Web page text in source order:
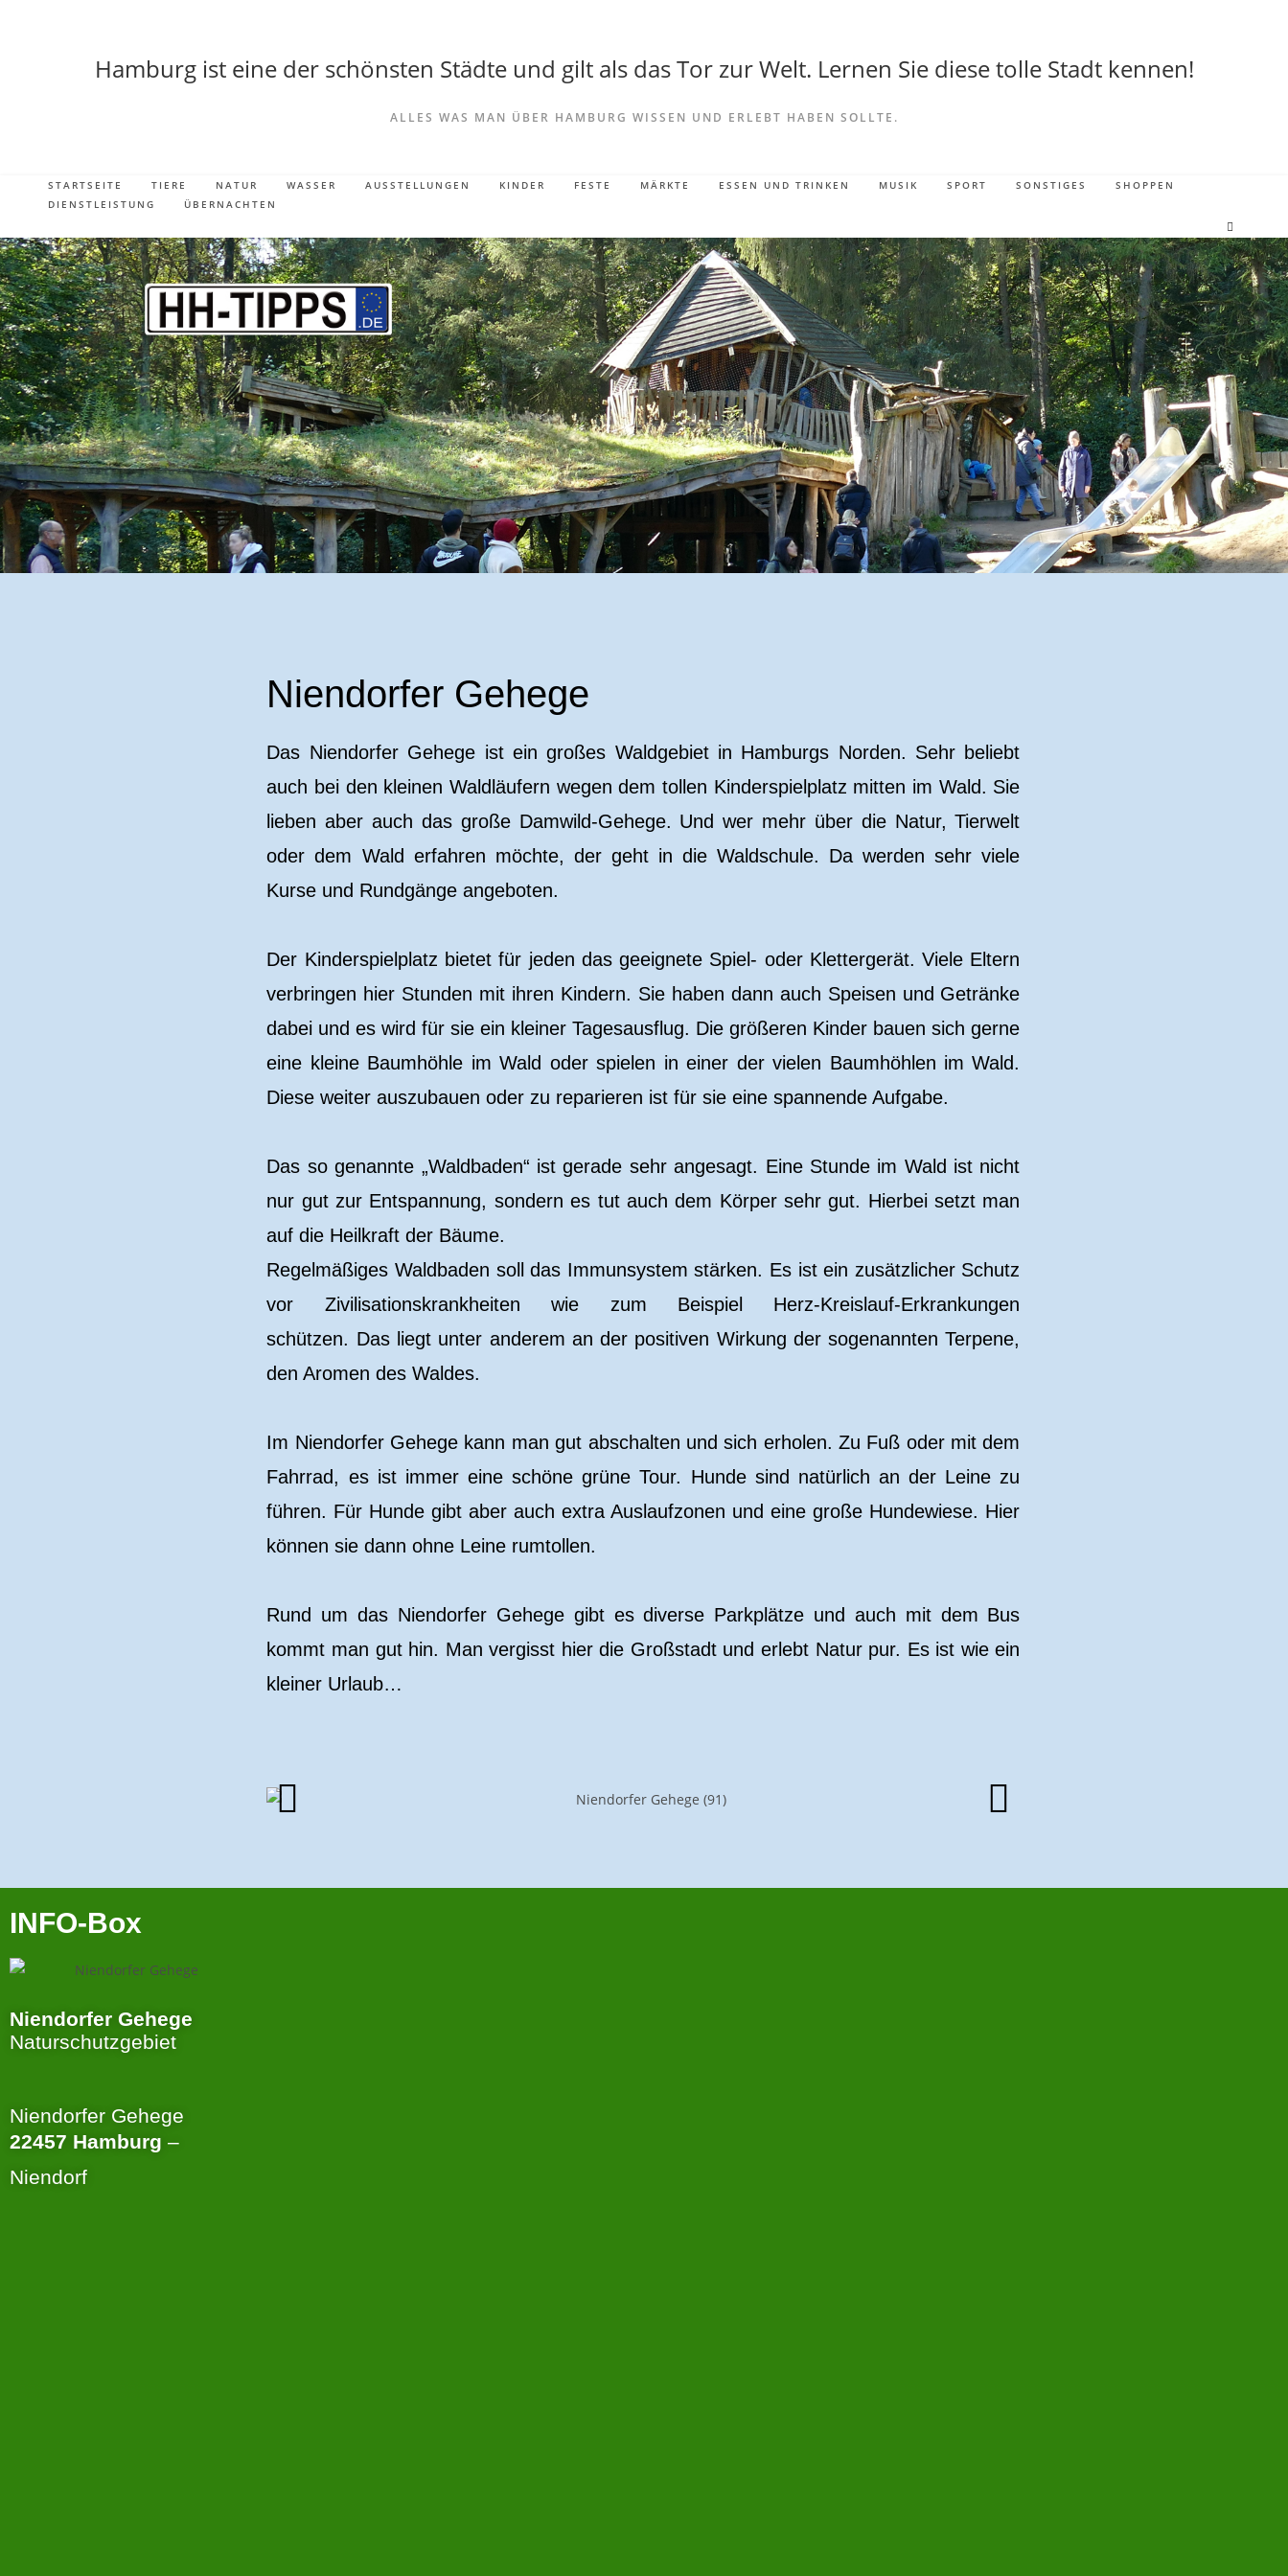
Hamburg ist eine der schönsten Städte und gilt als das Tor zur Welt. Lernen Sie diese tolle Stadt kennen!
ALLES WAS MAN ÜBER HAMBURG WISSEN UND ERLEBT HABEN SOLLTE.
STARTSEITE TIERE NATUR WASSER AUSSTELLUNGEN KINDER FESTE MÄRKTE ESSEN UND TRINKEN MUSIK SPORT SONSTIGES
SHOPPEN
DIENSTLEISTUNG
ÜBERNACHTEN
Niendorfer Gehege
Das Niendorfer Gehege ist ein großes Waldgebiet in Hamburgs Norden. Sehr beliebt
auch bei den kleinen Waldläufern wegen dem tollen Kinderspielplatz mitten im Wald. Sie
lieben aber auch das große Damwild-Gehege. Und wer mehr über die Natur, Tierwelt
oder dem Wald erfahren möchte, der geht in die Waldschule. Da werden sehr viele
Kurse und Rundgänge angeboten.
Der Kinderspielplatz bietet für jeden das geeignete Spiel- oder Klettergerät. Viele Eltern
verbringen hier Stunden mit ihren Kindern. Sie haben dann auch Speisen und Getränke
dabei und es wird für sie ein kleiner Tagesausflug. Die größeren Kinder bauen sich gerne
eine kleine Baumhöhle im Wald oder spielen in einer der vielen Baumhöhlen im Wald.
Diese weiter auszubauen oder zu reparieren ist für sie eine spannende Aufgabe.
Das so genannte „Waldbaden“ ist gerade sehr angesagt. Eine Stunde im Wald ist nicht
nur gut zur Entspannung, sondern es tut auch dem Körper sehr gut. Hierbei setzt man
auf die Heilkraft der Bäume.
Regelmäßiges Waldbaden soll das Immunsystem stärken. Es ist ein zusätzlicher Schutz
vor Zivilisationskrankheiten wie zum Beispiel Herz-Kreislauf-Erkrankungen
schützen. Das liegt unter anderem an der positiven Wirkung der sogenannten Terpene,
den Aromen des Waldes.
Im Niendorfer Gehege kann man gut abschalten und sich erholen. Zu Fuß oder mit dem
Fahrrad, es ist immer eine schöne grüne Tour. Hunde sind natürlich an der Leine zu
führen. Für Hunde gibt aber auch extra Auslaufzonen und eine große Hundewiese. Hier
können sie dann ohne Leine rumtollen.
Rund um das Niendorfer Gehege gibt es diverse Parkplätze und auch mit dem Bus
kommt man gut hin. Man vergisst hier die Großstadt und erlebt Natur pur. Es ist wie ein
kleiner Urlaub…
INFO-Box
Niendorfer Gehege
Naturschutzgebiet
Niendorfer Gehege
22457 Hamburg –
Niendorf